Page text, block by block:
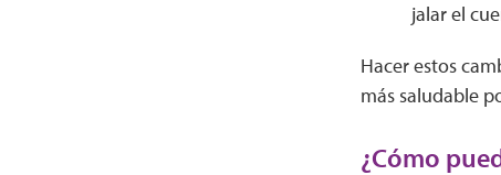
jalar el
Hacer estos
más saludable
¿Cómo